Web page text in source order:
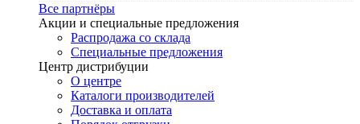
Все партнёры
Акции и специальные предложения
Распродажа со склада
Специальные предложения
Центр дистрибуции
О центре
Каталоги производителей
Доставка и оплата